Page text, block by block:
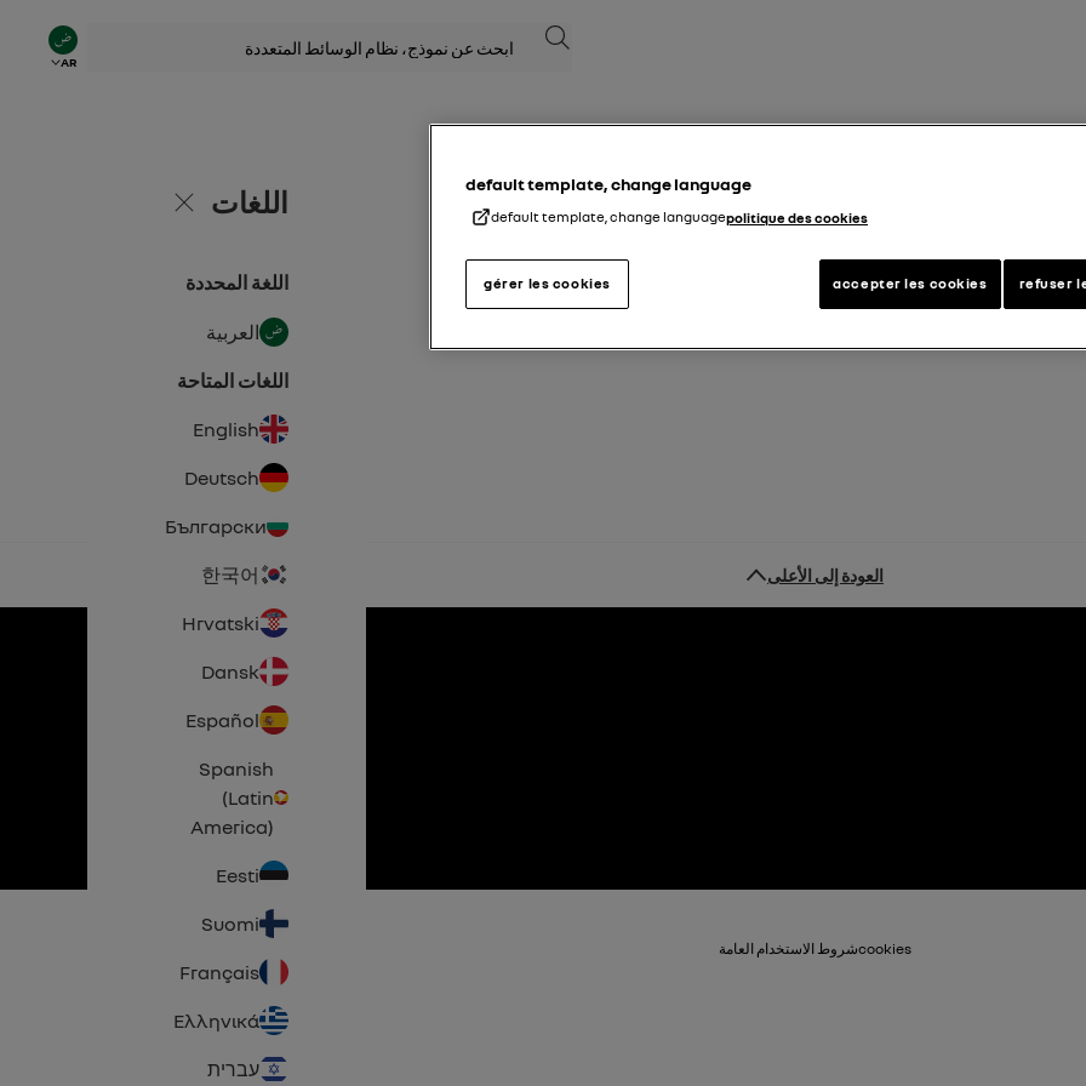
بحث
AR
اللغات إغلاق
اللغة المحددة
العربية
اللغات المتاحة
English
Deutsch
Български
한국어
Hrvatski
Dansk
Español
Spanish
(Latin
America)
Eesti
Suomi
Français
Ελληνικά
עברית
العودة إلى الأعلى
cookiesشروط الاستخدام العامة
default template, change language
default template, change languagepolitique des cookies
refuser
accepter les cookies
gérer les cookies